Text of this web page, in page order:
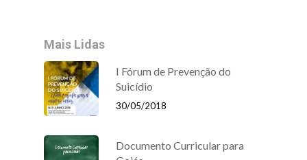
Mais Lidas
I Fórum de Prevenção do
Suicídio
30/05/2018
Documento Curricular para